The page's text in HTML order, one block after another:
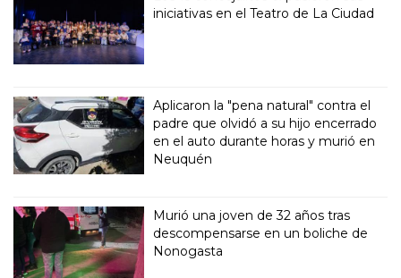
iniciativas en el Teatro de La Ciudad
Aplicaron la "pena natural" contra el
padre que olvidó a su hijo encerrado
en el auto durante horas y murió en
Neuquén
Murió una joven de 32 años tras
descompensarse en un boliche de
Nonogasta